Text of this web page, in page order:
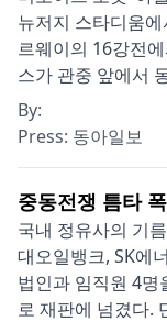
뉴저지 스타디움
르웨이의 16강전
스가 관중 앞에서
By:
Press: 동아일보
중동전쟁 틈타
국내 정유사의 기
대오일뱅크, SK에
법인과 임직원 4명
로 재판에 넘겼다.